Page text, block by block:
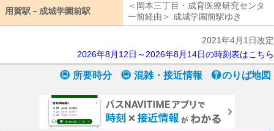
用賀駅－成城学園前駅 用賀駅－成城学園前駅
＜岡本三丁目・成育医療研究センタ
ー前経由＞ 成城学園前駅ゆき
2021年4月1日改定
2026年8月12日～2026年8月14日の時刻表はこちら
所要時分 混雑・接近情報 のりば地図